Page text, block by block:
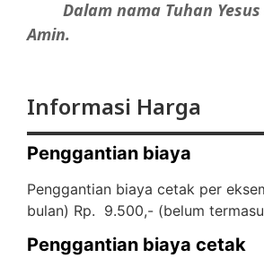
Dalam nama Tuhan Yesus
Amin.
Informasi Harga
Penggantian biaya
Penggantian biaya cetak per
bulan) Rp. 9.500,- (belum
Penggantian biaya cetak